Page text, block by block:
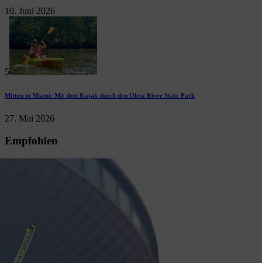
10. Juni 2026
5
Mitten in Miami: Mit dem Kajak durch den Oleta River State Park
27. Mai 2026
Empfohlen